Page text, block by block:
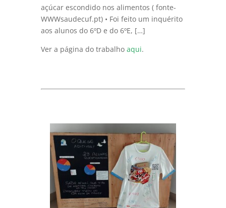
açúcar escondido nos alimentos ( fonte-
WWWsaudecuf.pt) • Foi feito um inquérito
aos alunos do 6ºD e do 6ºE, […]
Ver a página do trabalho aqui.